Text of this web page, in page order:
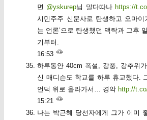
면 @yskurep님 말다따나 https://
시민주주 신문사로 탄생하고 오마이
는 언론’으로 탄생했던 맥락과 그후
기부터.
16:53
하루동안 40cm 폭설, 강풍, 강추위
신 매디슨도 학교를 하루 휴교했다.
언덕 위로 올라가서… 경악 http://
15:21
나는 박근혜 당선자에게 그가 이미